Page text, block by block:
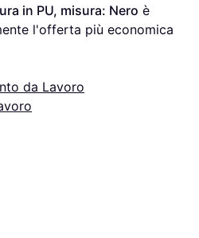
in PU, misura: Nero
l'offerta più economica
da Lavoro